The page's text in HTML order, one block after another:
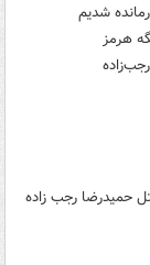
هرمز
حمیدرضا رجب زاده